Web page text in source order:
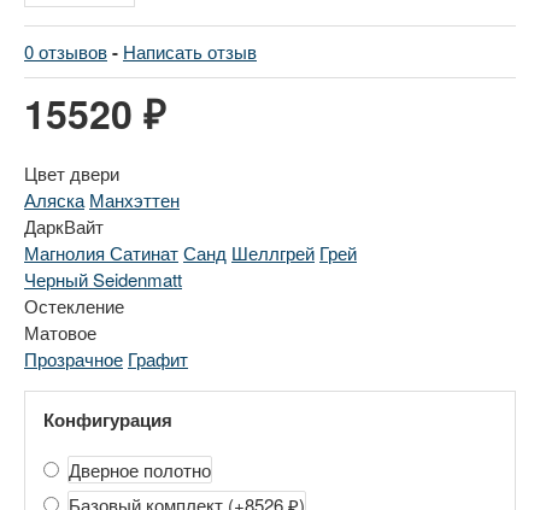
0 отзывов- Написать отзыв
15520 ₽
Цвет двери
Аляска Манхэттен
ДаркВайт
Магнолия СатинатСанд Шеллгрей Грей
Черный Seidenmatt
Остекление
Матовое
Прозрачное Графит
Конфигурация
Дверное полотно
Базовый комплект (+8526 ₽)